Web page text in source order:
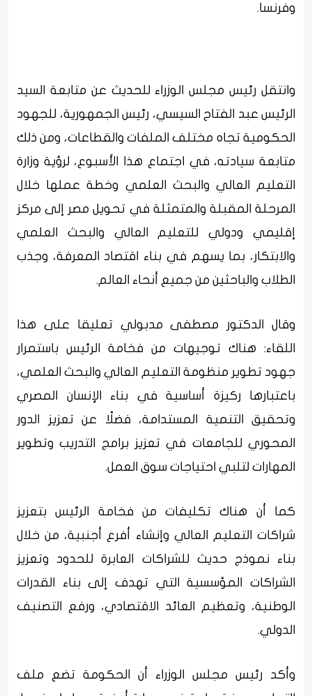
وفرنسا.
وانتقل رئيس مجلس الوزراء للحديث عن متابعة السيد
الرئيس عبد الفتاح السيسي، رئيس الجمهورية، للجهود
الحكومية تجاه مختلف الملفات والقطاعات، ومن ذلك
متابعة سيادته، في اجتماع هذا الأسبوع، لرؤية وزارة
التعليم العالي والبحث العلمي وخطة عملها خلال
المرحلة المقبلة والمتمثلة في تحويل مصر إلى مركز
إقليمي ودولي للتعليم العالي والبحث العلمي
والابتكار، بما يسهم في بناء اقتصاد المعرفة، وجذب
الطلاب والباحثين من جميع أنحاء العالم.
وقال الدكتور مصطفى مدبولي تعليقا على هذا
اللقاء: هناك توجيهات من فخامة الرئيس باستمرار
جهود تطوير منظومة التعليم العالي والبحث العلمي،
باعتبارها ركيزة أساسية في بناء الإنسان المصري
وتحقيق التنمية المستدامة، فضلًا عن تعزيز الدور
المحوري للجامعات في تعزيز برامج التدريب وتطوير
المهارات لتلبي احتياجات سوق العمل.
كما أن هناك تكليفات من فخامة الرئيس بتعزيز
شراكات التعليم العالي وإنشاء أفرع أجنبية، من خلال
بناء نموذج حديث للشراكات العابرة للحدود وتعزيز
الشراكات المؤسسية التي تهدف إلى بناء القدرات
الوطنية، وتعظيم العائد الاقتصادي، ورفع التصنيف
الدولي.
وأكد رئيس مجلس الوزراء أن الحكومة تضع ملف